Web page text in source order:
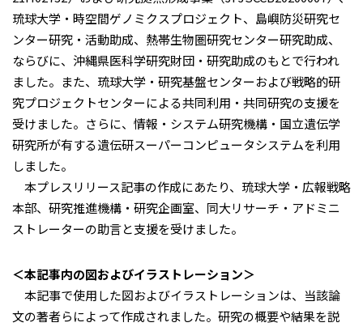
琉球大学・時空間ゲノミクスプロジェクト、島嶼防災研究セ
ンター研究・活動助成、熱帯生物圏研究センター研究助成、
ならびに、沖縄県医科学研究財団・研究助成のもとで行われ
ました。また、琉球大学・研究基盤センターおよび戦略的研
究プロジェクトセンターによる共同利用・共同研究の支援を
受けました。さらに、情報・システム研究機構・国立遺伝学
研究所が有する遺伝研スーパーコンピュータシステムを利用
しました。
本プレスリリース記事の作成にあたり、琉球大学・広報戦略
本部、研究推進機構・研究企画室、同大リサーチ・アドミニ
ストレーターの助言と支援を受けました。
＜本記事内の図およびイラストレーション＞
本記事で使用した図およびイラストレーションは、当該論
文の著者らによって作成されました。研究の概要や結果を説